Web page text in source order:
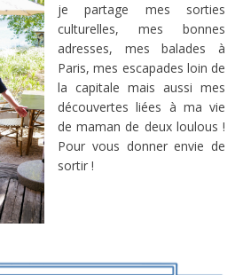
je partage mes sorties
culturelles, mes bonnes
adresses, mes balades à
Paris, mes escapades loin de
la capitale mais aussi mes
découvertes liées à ma vie
de maman de deux loulous !
Pour vous donner envie de
sortir !